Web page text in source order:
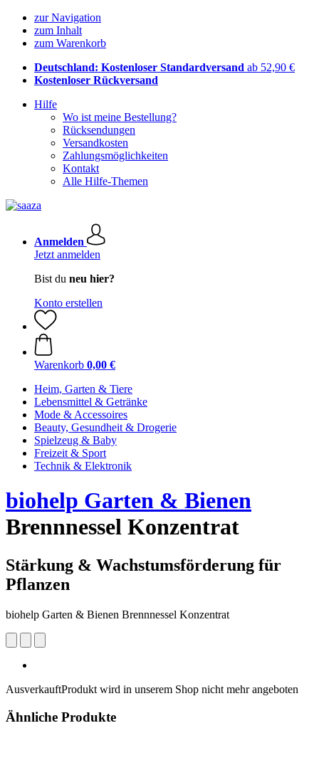
zur Navigation
zum Inhalt
zum Warenkorb
Deutschland: Kostenloser Standardversand ab 52,90 €
Kostenloser Rückversand
Hilfe
Wo ist meine Bestellung?
Rücksendungen
Versandkosten
Zahlungsmöglichkeiten
Kontakt
Alle Hilfe-Themen
Anmelden
Jetzt anmelden
Bist du neu hier?
Konto erstellen
Warenkorb 0,00 €
Heim, Garten & Tiere
Lebensmittel & Getränke
Mode & Accessoires
Beauty, Gesundheit & Drogerie
Spielzeug & Baby
Freizeit & Sport
Technik & Elektronik
biohelp Garten & Bienen
Brennnessel Konzentrat
Stärkung & Wachstumsförderung für
Pflanzen
biohelp Garten & Bienen Brennnessel Konzentrat
AusverkauftProdukt wird in unserem Shop nicht mehr angeboten
Ähnliche Produkte